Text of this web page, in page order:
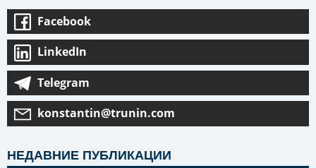
Facebook
LinkedIn
Telegram
konstantin@trunin.com
НЕДАВНИЕ ПУБЛИКАЦИИ